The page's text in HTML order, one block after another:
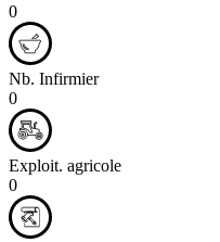
0
Nb. Infirmier
0
Exploit. agricole
0